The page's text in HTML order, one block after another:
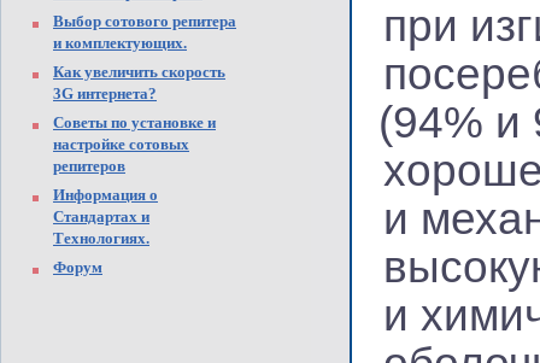
Выбор сотового репитера
и комплектующих.
Как увеличить скорость
3G интернета?
Советы по установке и
настройке сотовых
репитеров
Информация о
Стандартах и
Технологиях.
Форум
при
(94% и
и
и